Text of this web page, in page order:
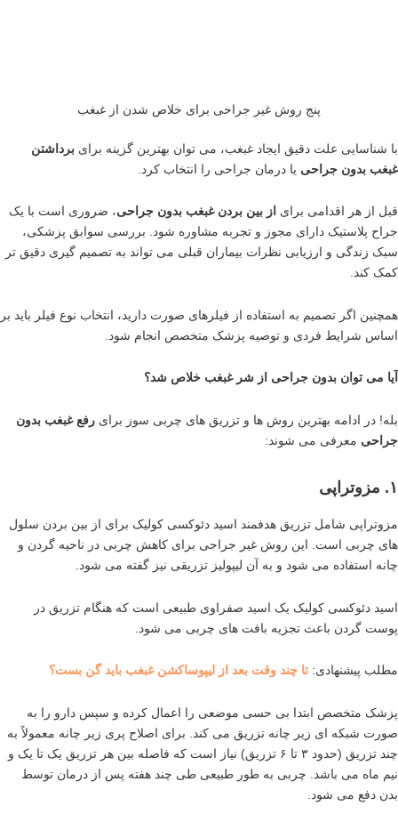
پنج روش غیر جراحی برای خلاص شدن از غبغب
با شناسایی علت دقیق ایجاد غبغب، می توان بهترین گزینه برای برداشتن
غبغب بدون جراحی یا درمان جراحی را انتخاب کرد.
قبل از هر اقدامی برای از بین بردن غبغب بدون جراحی، ضروری است با یک
جراح پلاستیک دارای مجوز و تجربه مشاوره شود. بررسی سوابق پزشکی،
سبک زندگی و ارزیابی نظرات بیماران قبلی می تواند به تصمیم گیری دقیق تر
کمک کند.
همچنین اگر تصمیم به استفاده از فیلرهای صورت دارید، انتخاب نوع فیلر باید بر
اساس شرایط فردی و توصیه پزشک متخصص انجام شود.
آیا می توان بدون جراحی از شر غبغب خلاص شد؟
بله! در ادامه بهترین روش ها و تزریق های چربی سوز برای رفع غبغب بدون
جراحی معرفی می شوند:
۱. مزوتراپی
مزوتراپی شامل تزریق هدفمند اسید دئوکسی کولیک برای از بین بردن سلول
های چربی است. این روش غیر جراحی برای کاهش چربی در ناحیه گردن و
چانه استفاده می شود و به آن لیپولیز تزریقی نیز گفته می شود.
اسید دئوکسی کولیک یک اسید صفراوی طبیعی است که هنگام تزریق در
پوست گردن باعث تجزیه بافت های چربی می شود.
مطلب پیشنهادی: تا چند وقت بعد از لیپوساکشن غبغب باید گن بست؟
پزشک متخصص ابتدا بی حسی موضعی را اعمال کرده و سپس دارو را به
صورت شبکه ای زیر چانه تزریق می کند. برای اصلاح پری زیر چانه معمولاً به
چند تزریق (حدود ۳ تا ۶ تزریق) نیاز است که فاصله بین هر تزریق یک تا یک و
نیم ماه می باشد. چربی به طور طبیعی طی چند هفته پس از درمان توسط
بدن دفع می شود.